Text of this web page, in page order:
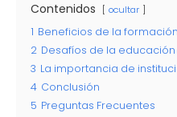
Contenidos ocultar
1 Beneficios de la
2 Desafíos de la
3 La importancia de
4 Conclusión
5 Preguntas Frecuentes